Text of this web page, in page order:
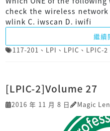
check the wireless
wlink C. iwscan D. iwifi
繼續
117-201 、 LPI 、 LPIC 、 LPIC-2
[LPIC-2]Volume 27
2016 年 11 月 8 日 Magic Len